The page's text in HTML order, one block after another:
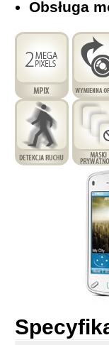
Obsługa